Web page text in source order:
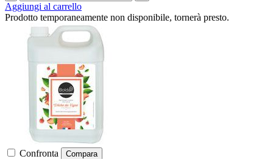
Aggiungi al carrello
Prodotto temporaneamente non disponibile, tornerà presto.
Confronta Compara